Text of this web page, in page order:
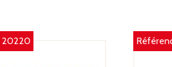
20220